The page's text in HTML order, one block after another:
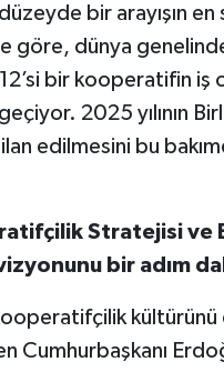
bir arayışın
göre, dünya
bir kooperatifin
2025 yılının
ilan edilmesini bu
Stratejisi ve
bir adım
kültürünü